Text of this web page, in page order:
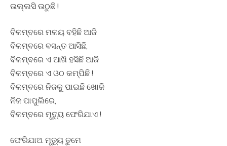
ଉଲ୍ଲସି ଉଠୁଛି !
ବିଳମ୍ବରେ ମଳୟ ବହିଛି ଆଜି
ବିଳମ୍ବରେ ବସନ୍ତ ଆସିଛି,
ବିଳମ୍ବରେ ଏ ଆଖି ହସିଛି ଆଜି
ବିଳମ୍ବରେ ଏ ଓଠ କମ୍ପିଛି !
ବିଳମ୍ବରେ ନିଜକୁ ପାଇଛି ଖୋଜି
ନିଜ ପାପୁଲିରେ,
ବିଳମ୍ବରେ ମୃତ୍ୟୁ ଫେରିଯାଏ !
ଫେରିଯାଅ ମୃତ୍ୟୁ ତୁମେ